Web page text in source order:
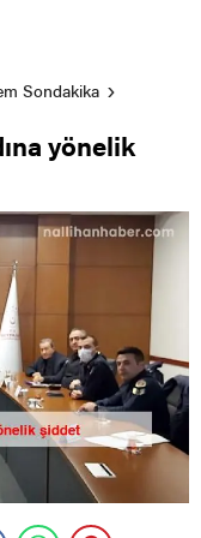
Sondakika
yönelik